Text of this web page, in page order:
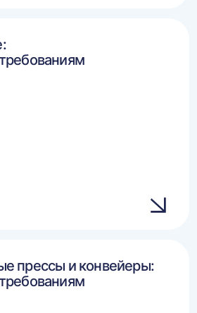
прессы и конвейеры: